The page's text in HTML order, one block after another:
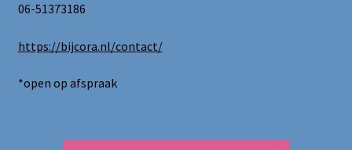
06-51373186
https://bijcora.nl/contact/
*open op afspraak